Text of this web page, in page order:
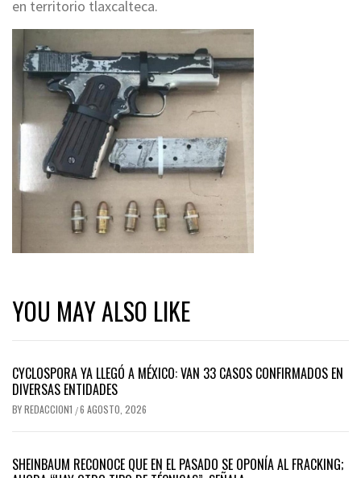
en territorio tlaxcalteca.
YOU MAY ALSO LIKE
CYCLOSPORA YA LLEGÓ A MÉXICO: VAN 33 CASOS CONFIRMADOS EN
DIVERSAS ENTIDADES
BYREDACCION1 /6 AGOSTO, 2026
SHEINBAUM RECONOCE QUE EN EL PASADO SE OPONÍA AL FRACKING;